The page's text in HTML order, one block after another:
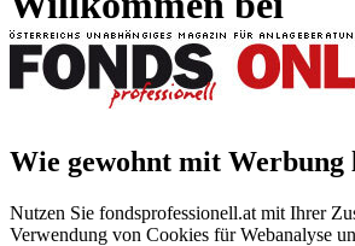
Wie gewohnt mit Werbung
Nutzen Sie fondsprofessionell.at mit Ihrer
Verwendung von Cookies für Webanalyse